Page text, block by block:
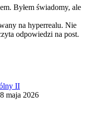
Byłem świadomy, ale
na hyperrealu. Nie
odpowiedzi na post.
II
maja 2026